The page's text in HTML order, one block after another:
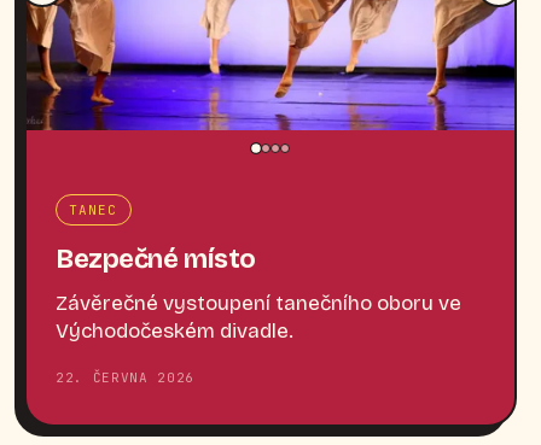
TANEC
Bezpečné místo
Závěrečné vystoupení tanečního oboru ve
Východočeském divadle.
22. ČERVNA 2026